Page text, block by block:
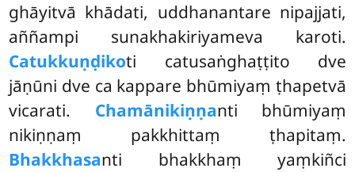
ghāyitvā khādati, uddhanantare nipajjati,
aññampi sunakhakiriyameva karoti.
Catukkuṇḍikoti catusaṅghaṭṭito dve
jāṇūni dve ca kappare bhūmiyaṃ ṭhapetvā
vicarati. Chamānikiṇṇanti bhūmiyaṃ
nikiṇṇaṃ pakkhittaṃ ṭhapitaṃ.
Bhakkhasanti bhakkhaṃ yaṃkiñci